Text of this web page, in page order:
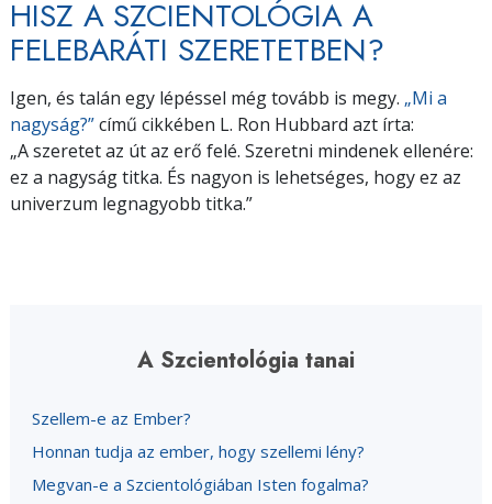
HISZ A SZCIENTOLÓGIA A
FELEBARÁTI SZERETETBEN?
Igen, és talán egy lépéssel még tovább is megy. „Mi a
nagyság?”című cikkében L. Ron Hubbard azt írta:
„A szeretet az út az erő felé. Szeretni mindenek ellenére:
ez a nagyság titka. És nagyon is lehetséges, hogy ez az
univerzum legnagyobb titka.”
A Szcientológia tanai
Szellem-e az Ember?
Honnan tudja az ember, hogy szellemi lény?
Megvan-e a Szcientológiában Isten fogalma?